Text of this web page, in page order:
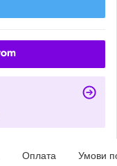
Оплата Умови